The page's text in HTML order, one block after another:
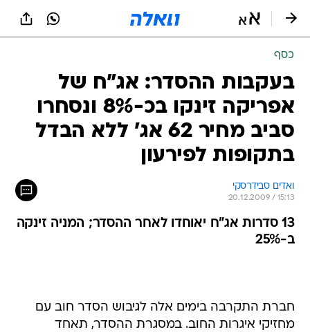
כסף
בעקבות ההסדר: אג"ח של
אפריקה זינקו בכ-8% ונסחרו
סביב מחיר 62 אג' ללא הבדל
בתקופות לפירעון
ואדים סבידרסקי
20.12.2009 / 15:13
13 סדרות אג"ח יאוחדו לאחר ההסדר; המניה זינקה
ב-25%
חברת התקרבה בימים אלה לגיבוש הסדר חוב עם
מחזיקי איגרות החוב. במסגרת ההסדר, תאחד